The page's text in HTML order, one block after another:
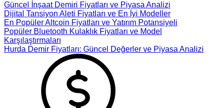
Güncel İnşaat Demiri Fiyatları ve Piyasa Analizi
Dijital Tansiyon Aleti Fiyatları ve En İyi Modeller
En Popüler Altcoin Fiyatları ve Yatırım Potansiyeli
Popüler Bluetooth Kulaklık Fiyatları ve Model
Karşılaştırmaları
Hurda Demir Fiyatları: Güncel Değerler ve Piyasa Analizi